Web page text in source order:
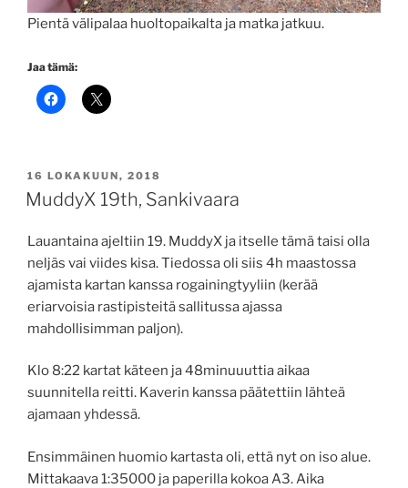
Pientä välipalaa huoltopaikalta ja matka jatkuu.
Jaa tämä:
JULKAISTU
16 LOKAKUUN, 2018
MuddyX 19th, Sankivaara
Lauantaina ajeltiin 19. MuddyX ja itselle tämä taisi olla
neljäs vai viides kisa. Tiedossa oli siis 4h maastossa
ajamista kartan kanssa rogainingtyyliin (kerää
eriarvoisia rastipisteitä sallitussa ajassa
mahdollisimman paljon).
Klo 8:22 kartat käteen ja 48minuuuttia aikaa
suunnitella reitti. Kaverin kanssa päätettiin lähteä
ajamaan yhdessä.
Ensimmäinen huomio kartasta oli, että nyt on iso alue.
Mittakaava 1:35000 ja paperilla kokoa A3. Aika